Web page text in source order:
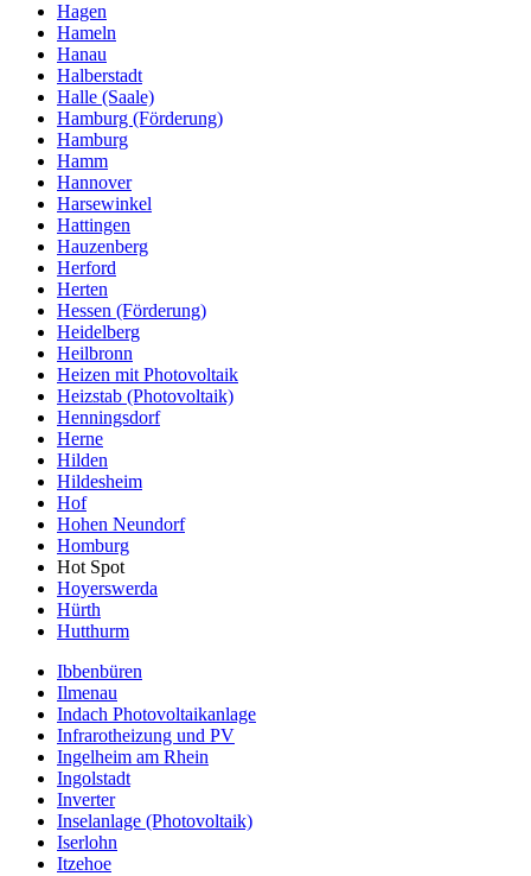
Hagen
Hameln
Hanau
Halberstadt
Halle (Saale)
Hamburg (Förderung)
Hamburg
Hamm
Hannover
Harsewinkel
Hattingen
Hauzenberg
Herford
Herten
Hessen (Förderung)
Heidelberg
Heilbronn
Heizen mit Photovoltaik
Heizstab (Photovoltaik)
Henningsdorf
Herne
Hilden
Hildesheim
Hof
Hohen Neundorf
Homburg
Hot Spot
Hoyerswerda
Hürth
Hutthurm
Ibbenbüren
Ilmenau
Indach Photovoltaikanlage
Infrarotheizung und PV
Ingelheim am Rhein
Ingolstadt
Inverter
Inselanlage (Photovoltaik)
Iserlohn
Itzehoe